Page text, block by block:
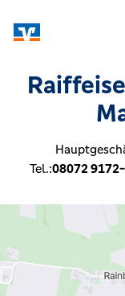
Tel.:08072